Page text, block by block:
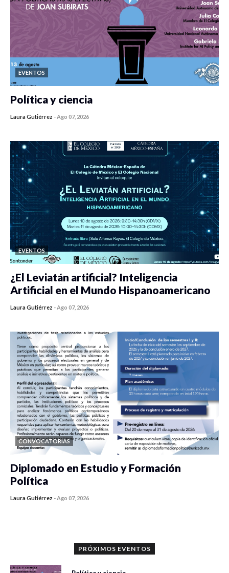
EVENTOS
Política y ciencia
Laura Gutiérrez -Ago 07, 2026
EVENTOS
¿El Leviatán artificial? Inteligencia
Artificial en el Mundo Hispanoamericano
Laura Gutiérrez -Ago 07, 2026
CONVOCATORIAS
Diplomado en Estudio y Formación
Política
Laura Gutiérrez -Ago 07, 2026
PRÓXIMOS EVENTOS